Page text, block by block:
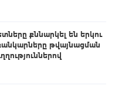
քննարկել են երկու
թվայնացման